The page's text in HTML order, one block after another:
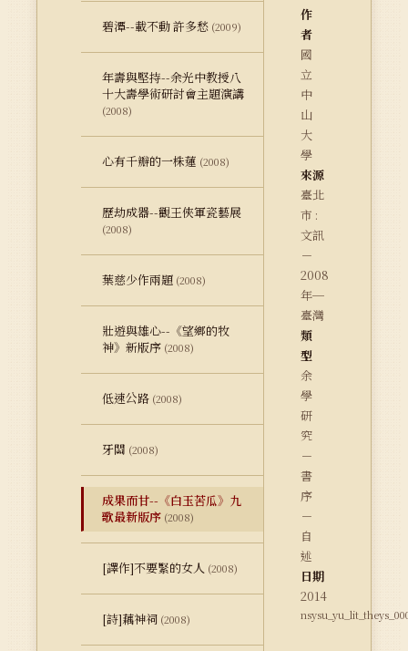
碧潭--載不動 許多愁 (2009)
年壽與堅持--余光中教授八
十大壽學術研討會主題演講
(2008)
心有千瓣的一株蓮 (2008)
歷劫成器--觀王俠軍瓷藝展
(2008)
葉慈少作兩題 (2008)
壯遊與雄心--《望鄉的牧
神》新版序 (2008)
低速公路 (2008)
牙關 (2008)
成果而甘--《白玉苦瓜》九
歌最新版序 (2008)
[譯作]不要緊的女人 (2008)
[詩]藕神祠 (2008)
作
者
國
立
中
山
大
學
來源
臺北
市 :
文訊
－
2008
年─
臺灣
類
型
余
學
研
究
－
書
序
－
自
述
日期
2014